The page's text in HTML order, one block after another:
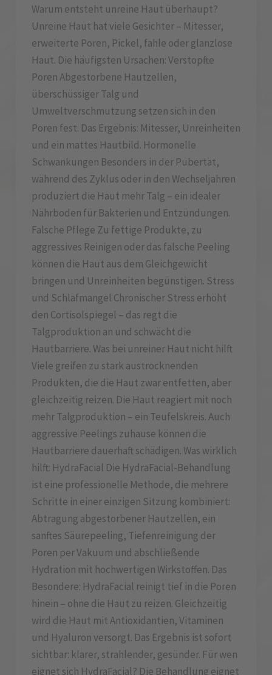
Warum entsteht unreine Haut überhaupt?
Unreine Haut hat viele Gesichter – Mitesser,
erweiterte Poren, Pickel, fahle oder glanzlose
Haut. Die häufigsten Ursachen: Verstopfte
Poren Abgestorbene Hautzellen,
überschüssiger Talg und
Umweltverschmutzung setzen sich in den
Poren fest. Das Ergebnis: Mitesser, Unreinheiten
und ein mattes Hautbild. Hormonelle
Schwankungen Besonders in der Pubertät,
während des Zyklus oder in den Wechseljahren
produziert die Haut mehr Talg – ein idealer
Nährboden für Bakterien und Entzündungen.
Falsche Pflege Zu fettige Produkte, zu
aggressives Reinigen oder das falsche Peeling
können die Haut aus dem Gleichgewicht
bringen und Unreinheiten begünstigen. Stress
und Schlafmangel Chronischer Stress erhöht
den Cortisolspiegel – das regt die
Talgproduktion an und schwächt die
Hautbarriere. Was bei unreiner Haut nicht hilft
Viele greifen zu stark austrocknenden
Produkten, die die Haut zwar entfetten, aber
gleichzeitig reizen. Die Haut reagiert mit noch
mehr Talgproduktion – ein Teufelskreis. Auch
aggressive Peelings zuhause können die
Hautbarriere dauerhaft schädigen. Was wirklich
hilft: HydraFacial Die HydraFacial-Behandlung
ist eine professionelle Methode, die mehrere
Schritte in einer einzigen Sitzung kombiniert:
Abtragung abgestorbener Hautzellen, ein
sanftes Säurepeeling, Tiefenreinigung der
Poren per Vakuum und abschließende
Hydration mit hochwertigen Wirkstoffen. Das
Besondere: HydraFacial reinigt tief in die Poren
hinein – ohne die Haut zu reizen. Gleichzeitig
wird die Haut mit Antioxidantien, Vitaminen
und Hyaluron versorgt. Das Ergebnis ist sofort
sichtbar: klarer, strahlender, gesünder. Für wen
eignet sich HydraFacial? Die Behandlung eignet